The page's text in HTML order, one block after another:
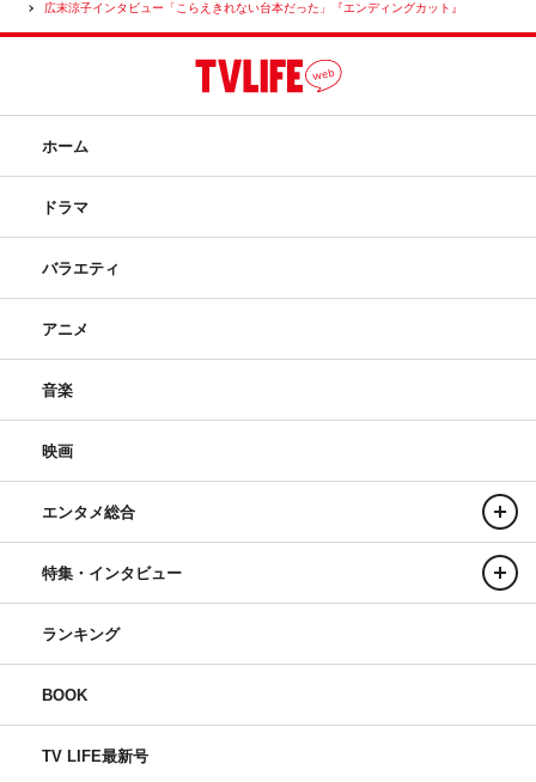
広末涼子インタビュー「こらえきれない台本だった」『エンディングカット』
ホーム
ドラマ
バラエティ
アニメ
音楽
映画
エンタメ総合
特集・インタビュー
ランキング
BOOK
TV LIFE最新号